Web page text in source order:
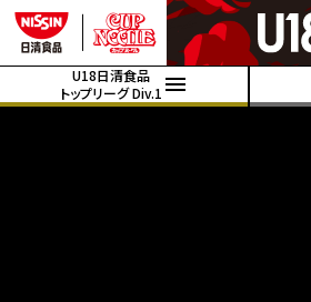
U18日清食品
トップリーグ Div.1